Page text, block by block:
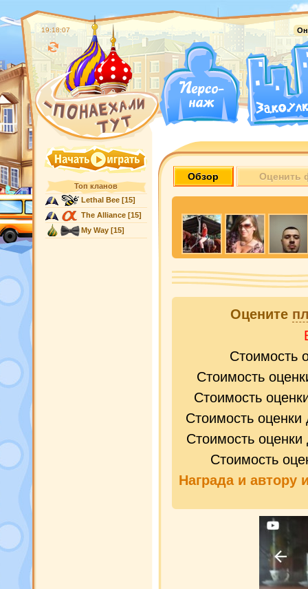
19:18:08
Топ кланов
Lethal Bee[15]
The Alliance[15]
My Way[15]
Обзор Оценить
Оцените
Стоимость
Стоимость
Стоимость
Стоимость
Стоимость
Стоимость
Награда и автору